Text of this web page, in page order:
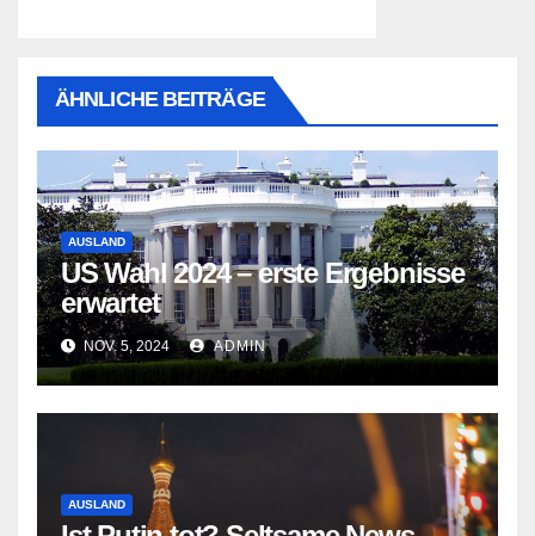
ÄHNLICHE BEITRÄGE
AUSLAND
US Wahl 2024 – erste Ergebnisse
erwartet
NOV. 5, 2024 ADMIN
AUSLAND